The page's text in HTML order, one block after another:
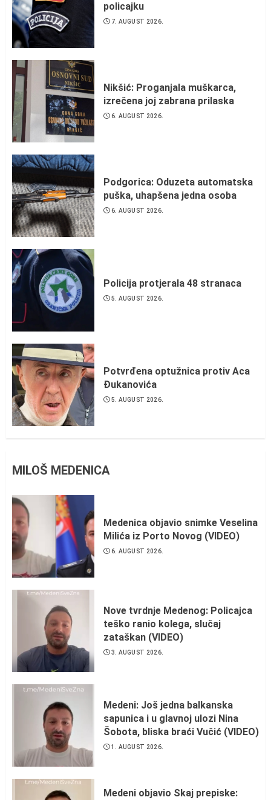
policajku
7. AUGUST 2026.
Nikšić: Proganjala muškarca,
izrečena joj zabrana prilaska
6. AUGUST 2026.
Podgorica: Oduzeta automatska
puška, uhapšena jedna osoba
6. AUGUST 2026.
Policija protjerala 48 stranaca
5. AUGUST 2026.
Potvrđena optužnica protiv Aca
Đukanovića
5. AUGUST 2026.
MILOŠ MEDENICA
Medenica objavio snimke Veselina
Milića iz Porto Novog (VIDEO)
6. AUGUST 2026.
Nove tvrdnje Medenog: Policajca
teško ranio kolega, slučaj
zataškan (VIDEO)
3. AUGUST 2026.
Medeni: Još jedna balkanska
sapunica i u glavnoj ulozi Nina
Šobota, bliska braći Vučić (VIDEO)
1. AUGUST 2026.
Medeni objavio Skaj prepiske: